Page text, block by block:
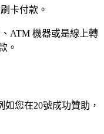
卡付款。
ATM 機器或是線上轉
。
您在20號成功贊助，